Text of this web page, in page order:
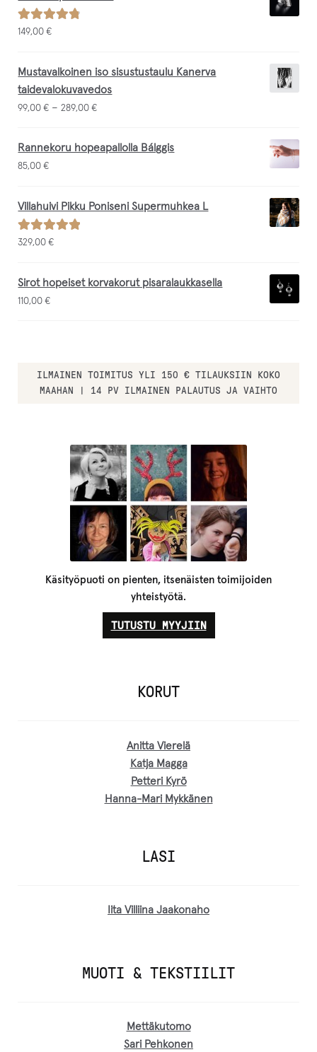
Arvostelu
4.88/ 5
149,00€
Mustavalkoinen iso sisustustaulu Kanerva
taidevalokuvavedos
99,00€ –289,00€
Rannekoru hopeapallolla Bálggis
85,00€
Villahuivi Pikku Poniseni Supermuhkea L
Arvostelu
5.00 / 5
329,00€
Sirot hopeiset korvakorut pisaralaukkasella
110,00€
ILMAINEN TOIMITUS YLI 150 € TILAUKSIIN KOKO
MAAHAN | 14 PV ILMAINEN PALAUTUS JA VAIHTO
Käsityöpuoti on pienten, itsenäisten toimijoiden
yhteistyötä.
TUTUSTU MYYJIIN
KORUT
Anitta Vierelä
Katja Magga
Petteri Kyrö
Hanna-Mari Mykkänen
LASI
Iita Villiina Jaakonaho
MUOTI & TEKSTIILIT
Mettäkutomo
Sari Pehkonen